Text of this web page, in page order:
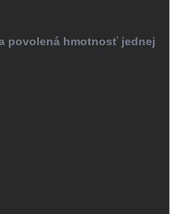
povolená hmotnosť jednej